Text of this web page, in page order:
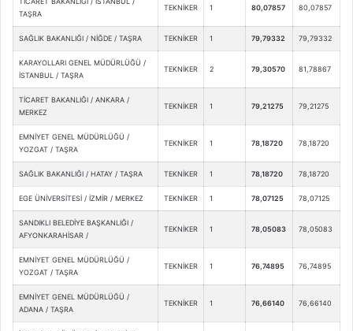
TAŞRA
TEKNİKER 1 80,07857 80,07857
SAĞLIK BAKANLIĞI / NİĞDE / TAŞRA TEKNİKER 1 79,79332 79,79332
KARAYOLLARI GENEL MÜDÜRLÜĞÜ /
İSTANBUL / TAŞRA
TEKNİKER 2 79,30570 81,78867
TİCARET BAKANLIĞI / ANKARA /
MERKEZ
TEKNİKER 1 79,21275 79,21275
EMNİYET GENEL MÜDÜRLÜĞÜ /
YOZGAT / TAŞRA
TEKNİKER 1 78,18720 78,18720
SAĞLIK BAKANLIĞI / HATAY / TAŞRA TEKNİKER 1 78,18720 78,18720
EGE ÜNİVERSİTESİ / İZMİR / MERKEZ TEKNİKER 1 78,07125 78,07125
SANDIKLI BELEDİYE BAŞKANLIĞI /
AFYONKARAHİSAR /
TEKNİKER 1 78,05083 78,05083
EMNİYET GENEL MÜDÜRLÜĞÜ /
YOZGAT / TAŞRA
TEKNİKER 1 76,74895 76,74895
EMNİYET GENEL MÜDÜRLÜĞÜ /
ADANA / TAŞRA
TEKNİKER 1 76,66140 76,66140